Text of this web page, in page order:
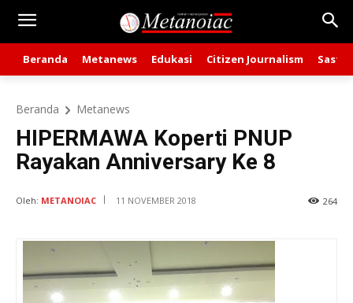
Beranda Metanews Edukasi Citizen Journalism Sastra
Beranda Metanews
HIPERMAWA Koperti PNUP
Rayakan Anniversary Ke 8
264
Oleh: METANOIAC 11 NOVEMBER 2018